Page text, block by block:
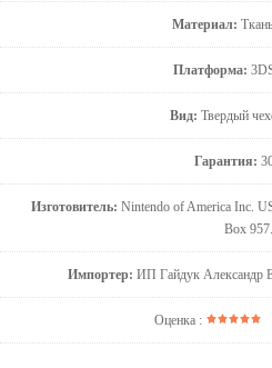
Материал:
Платформа:
Вид: Твердый
Гарантия:
Изготовитель: Nintendo of America Inc.
Box 957.
Импортер: ИП Гайдук Александр
Оценка :